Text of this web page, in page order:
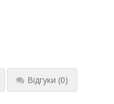
Відгуки (0)